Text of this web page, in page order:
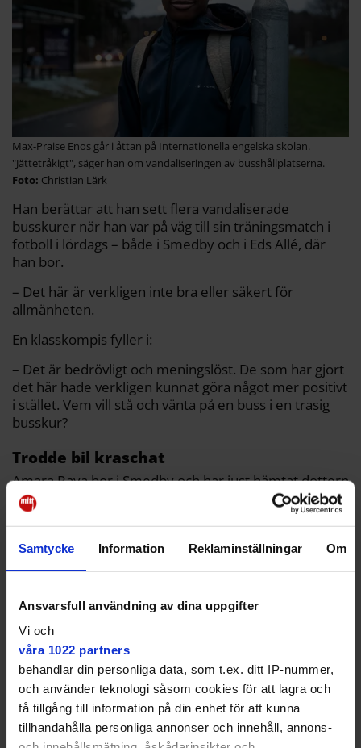
Samtycke Information Reklaminställningar Om
Ansvarsfull användning av dina uppgifter
Vi och
våra 1022 partners
behandlar din personliga data, som t.ex. ditt IP-nummer,
och använder teknologi såsom cookies för att lagra och
få tillgång till information på din enhet för att kunna
tillhandahålla personliga annonser och innehåll, annons-
Max-Praise Enos går i åttan på Internationella engelska skolan.
"Jättetråkigt", säger han om vandaliseringen av busshållplatserna.
Christian Lärk
Han berättar att han sett flera vandaliserade
busskurer när han var på väg till sin träningsmatch i
fotboll i lördags – både i Smedby och i Eds Allé, där
han bor.
– Det här är verkligen inte bra eller säkert för
allmänheten.
En klasskompis fyller i:
– Det är bedrövligt och meningslöst. De som har gjort
det här hade verkligen kunnat göra något mer positivt
i stället. Vem vill stå och vänta på en buss i en trasig
busskur?
Trodde bil kraschat
Amara Raya bor i Smedby och har just hämtat dottern
Sara, 6, på skolan.
Hon jobbade hela helgen och har först nu
uppmärksammat skadegörelsen.
– Jag trodde först att det var en bil eller motorcykel
Hon suckar.
Det är bedrövligt och